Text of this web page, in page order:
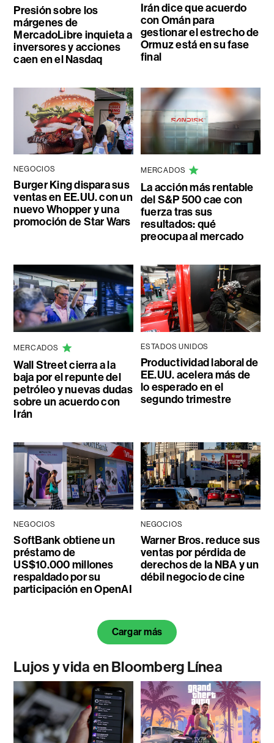
Presión sobre los
márgenes de
MercadoLibre inquieta a
inversores y acciones
caen en el Nasdaq
Irán dice que acuerdo
con Omán para
gestionar el estrecho de
Ormuz está en su fase
final
NEGOCIOS
Burger King dispara sus
ventas en EE.UU. con un
nuevo Whopper y una
promoción de Star Wars
MERCADOS
La acción más rentable
del S&P 500 cae con
fuerza tras sus
resultados: qué
preocupa al mercado
MERCADOS
Wall Street cierra a la
baja por el repunte del
petróleo y nuevas dudas
sobre un acuerdo con
Irán
ESTADOS UNIDOS
Productividad laboral de
EE.UU. acelera más de
lo esperado en el
segundo trimestre
NEGOCIOS
SoftBank obtiene un
préstamo de
US$10.000 millones
respaldado por su
participación en OpenAI
NEGOCIOS
Warner Bros. reduce sus
ventas por pérdida de
derechos de la NBA y un
débil negocio de cine
Cargar más
Lujos y vida en Bloomberg Línea